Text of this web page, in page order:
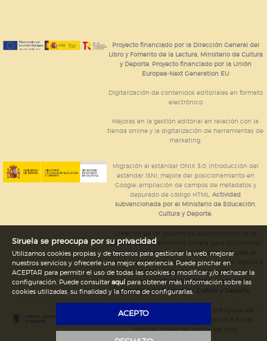
Proyecto financiado por la Dirección General del
Libro y Fomento de la Lectura, Ministerio de Cultura
y Deporte. Proyecto financiado por la Unión
Europea-Next Generation EU
Digitalización de contenidos editoriales en formato
electrónico
Mejoras en la gestión editorial en relación con la
tienda online y la digitalización de herramientas de
marketing.
Migración al estándar ONIX 3.0; introducción del
estándar ISNI; mejora del posicionamiento en
Google; ampliación de campos de metadatos y
depurado de código HTML.Actividad
subvencionada por el Ministerio de Educación,
Cultura y Deporte.
página web de ediciones Siruela para dispositivos
móviles en todos sus formatos para impulsar la
comercialización de contenidos culturales legales e
implementación de los recursos tecnológicos
necesarios.Actividad subvencionada por el
Ministerio de Educación, Cultura y Deporte.
Ediciones Siruela ha percibido una ayuda del
Siruela se preocupa por su privacidad
Utilizamos cookies propias y de terceros para gestionar la web, mejorar
nuestros servicios y ofrecerle una mejor experiencia. Puede pinchar en
ACEPTAR para permitir el uso de todas las cookies o modificar y/o rechazar la
configuración. Puede consultar aquípara obtener más información sobre las
cookies utilizadas, su finalidad y la forma de configurarlas.
ACEPTO